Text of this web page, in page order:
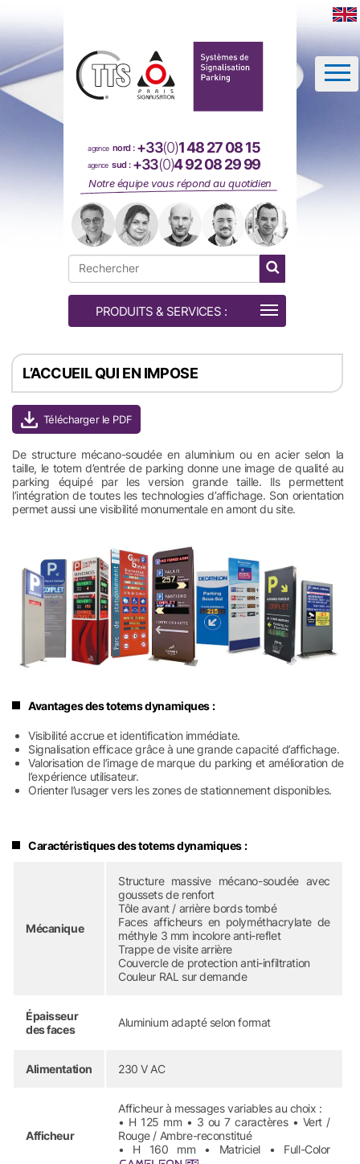
agence nord : +33(0)1 48 27 08 15
agence sud : +33(0)4 92 08 29 99
Notre équipe vous répond au quotidien
L’ACCUEIL QUI EN IMPOSE
De structure mécano-soudée en aluminium ou en acier selon la
taille, le totem d’entrée de parking donne une image de qualité au
parking équipé par les version grande taille. Ils permettent
l’intégration de toutes les technologies d’affichage. Son orientation
permet aussi une visibilité monumentale en amont du site.
Avantages des totems dynamiques :
Visibilité accrue et identification immédiate.
Signalisation efficace grâce à une grande capacité d’affichage.
Valorisation de l’image de marque du parking et amélioration de
l’expérience utilisateur.
Orienter l’usager vers les zones de stationnement disponibles.
Caractéristiques des totems dynamiques :
Mécanique
Structure massive mécano-soudée avec
goussets de renfort
Tôle avant / arrière bords tombé
Faces afficheurs en polyméthacrylate de
méthyle 3 mm incolore anti-reflet
Trappe de visite arrière
Couvercle de protection anti-infiltration
Couleur RAL sur demande
Épaisseur
des faces
Aluminium adapté selon format
Alimentation 230 V AC
Afficheur
Afficheur à messages variables au choix :
• H 125 mm • 3 ou 7 caractères • Vert /
Rouge / Ambre-reconstitué
• H 160 mm • Matriciel • Full-Color